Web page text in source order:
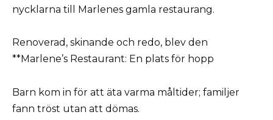
nycklarna till Marlenes gamla restaurang.
Renoverad, skinande och redo, blev den
**Marlene’s Restaurant: En plats för hopp
Barn kom in för att äta varma måltider; familjer
fann tröst utan att dömas.